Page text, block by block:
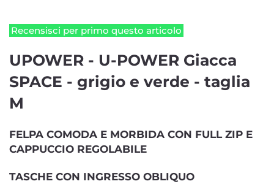
Recensisci per primo questo articolo
UPOWER - U-POWER Giacca
SPACE - grigio e verde - taglia
M
FELPA COMODA E MORBIDA CON FULL ZIP E
CAPPUCCIO REGOLABILE
TASCHE CON INGRESSO OBLIQUO